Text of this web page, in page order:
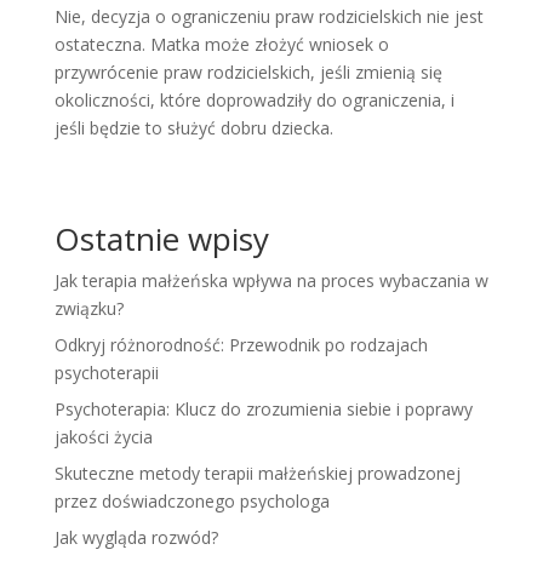
Nie, decyzja o ograniczeniu praw rodzicielskich nie jest
ostateczna. Matka może złożyć wniosek o
przywrócenie praw rodzicielskich, jeśli zmienią się
okoliczności, które doprowadziły do ograniczenia, i
jeśli będzie to służyć dobru dziecka.
Ostatnie wpisy
Jak terapia małżeńska wpływa na proces wybaczania w
związku?
Odkryj różnorodność: Przewodnik po rodzajach
psychoterapii
Psychoterapia: Klucz do zrozumienia siebie i poprawy
jakości życia
Skuteczne metody terapii małżeńskiej prowadzonej
przez doświadczonego psychologa
Jak wygląda rozwód?